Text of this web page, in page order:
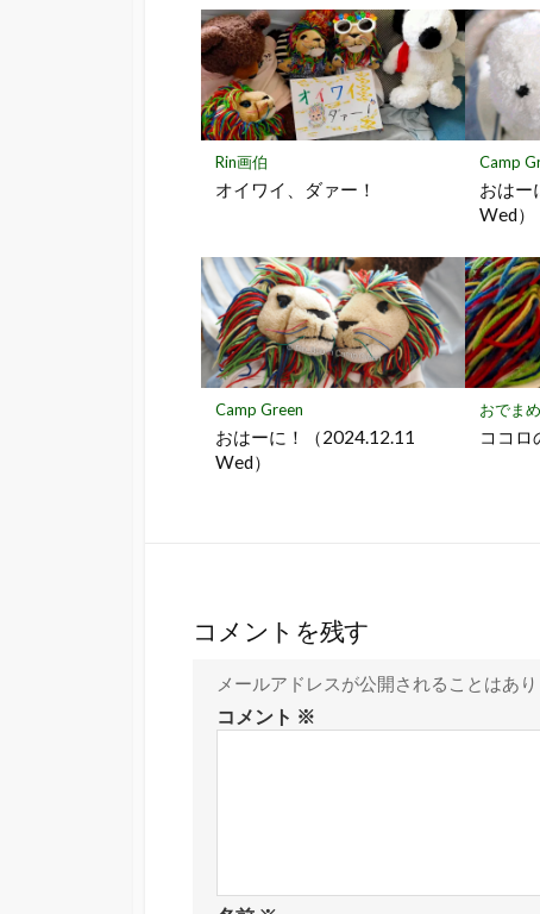
マ
ー
ク
に
保
Rin画伯
オイワイ、ダァー！
Camp
おはー
Wed）
Camp Green
おはーに！（2024.12.11
Wed）
おでまめ
ココロ
コメントを残す
メールアドレスが公開されることはあり
コメント ※